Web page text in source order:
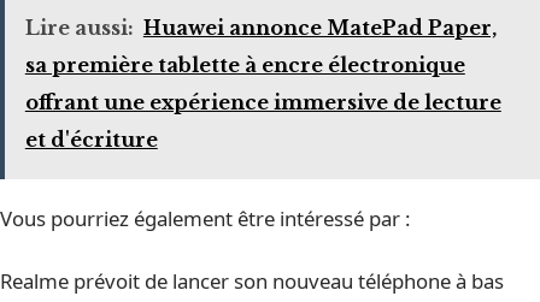
Lire aussi: Huawei annonce MatePad Paper,
sa première tablette à encre électronique
offrant une expérience immersive de lecture
et d'écriture
Vous pourriez également être intéressé par :
Realme prévoit de lancer son nouveau téléphone à bas